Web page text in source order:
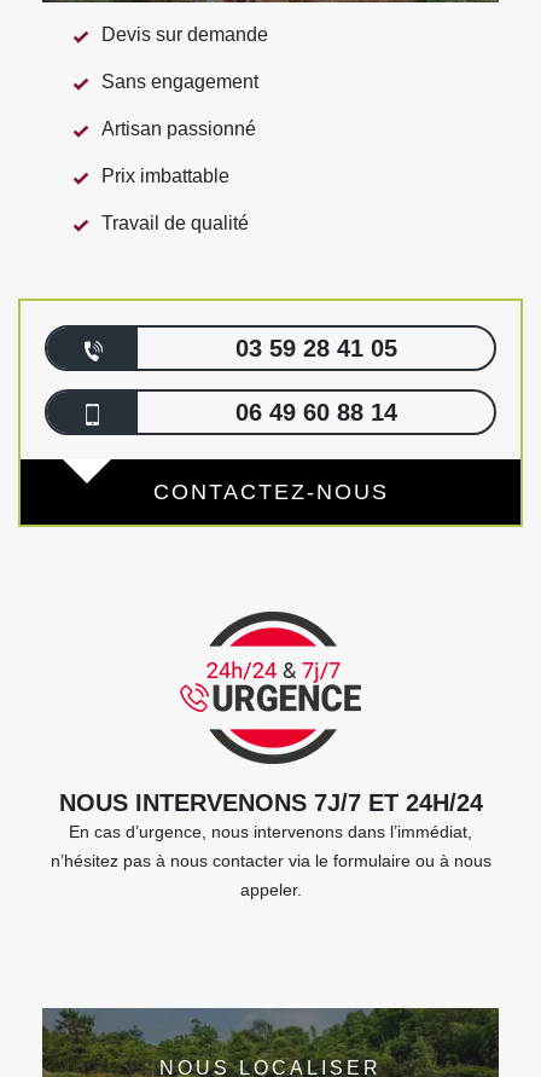
Devis sur demande
Sans engagement
Artisan passionné
Prix imbattable
Travail de qualité
03 59 28 41 05
06 49 60 88 14
CONTACTEZ-NOUS
NOUS INTERVENONS 7J/7 ET 24H/24
En cas d’urgence, nous intervenons dans l’immédiat,
n’hésitez pas à nous contacter via le formulaire ou à nous
appeler.
NOUS LOCALISER